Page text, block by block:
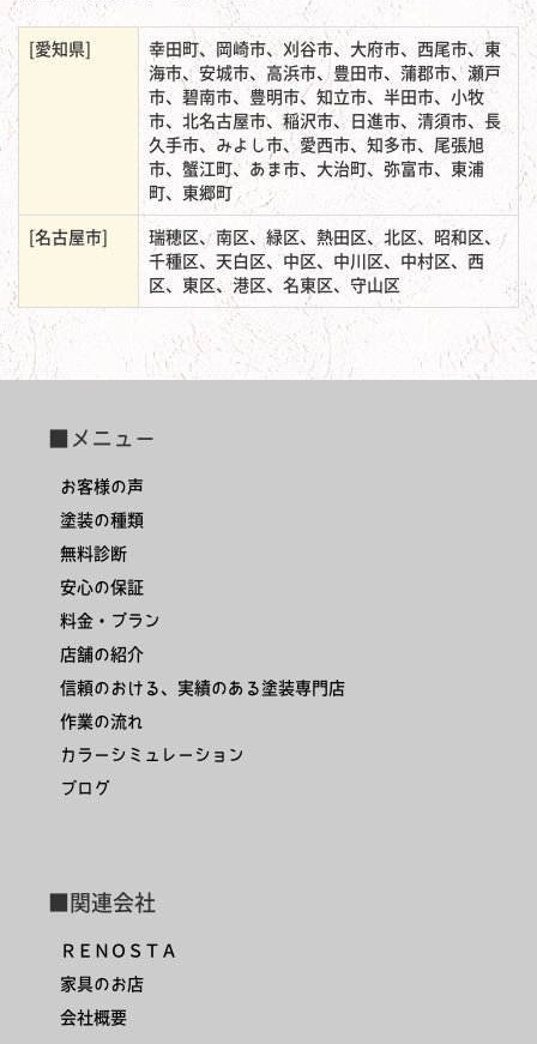
[愛知県]
幸田町、岡崎市、刈谷市、大府市、西尾市、東
海市、安城市、高浜市、豊田市、蒲郡市、瀬戸
市、碧南市、豊明市、知立市、半田市、小牧
市、北名古屋市、稲沢市、日進市、清須市、長
久手市、みよし市、愛西市、知多市、尾張旭
市、蟹江町、あま市、大治町、弥富市、東浦
町、東郷町
[名古屋市]
瑞穂区、南区、緑区、熱田区、北区、昭和区、
千種区、天白区、中区、中川区、中村区、西
区、東区、港区、名東区、守山区
■メニュー
お客様の声
塗装の種類
無料診断
安心の保証
料金・プラン
店舗の紹介
信頼のおける、実績のある塗装専門店
作業の流れ
カラーシミュレーション
ブログ
■関連会社
ＲＥＮＯＳＴＡ
家具のお店
会社概要